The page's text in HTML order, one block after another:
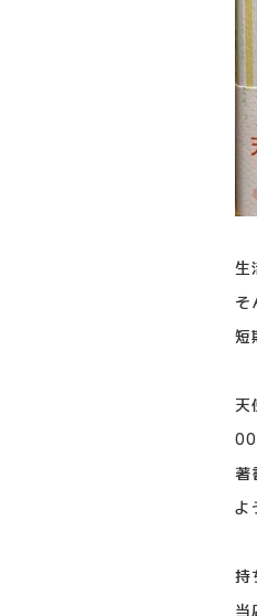
生
そ
短
天
00
著
よ
持
当